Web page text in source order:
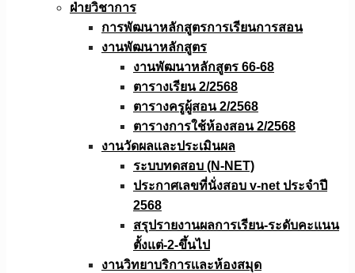
ฝ่ายวิชาการ
การพัฒนาหลักสูตรการเรียนการสอน
งานพัฒนาหลักสูตร
งานพัฒนาหลักสูตร 66-68
ตารางเรียน 2/2568
ตารางครูผู้สอน 2/2568
ตารางการใช้ห้องสอน 2/2568
งานวัดผลเเละประเมินผล
ระบบทดสอบ (N-NET)
ประกาศเลขที่นั่งสอบ v-net ประจำปี
2568
สรุปรายงานผลการเรียน-ระดับคะแนน
ตั้งแต่-2-ขึ้นไป
งานวิทยาบริการเเละห้องสมุด